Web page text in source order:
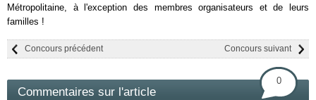
Métropolitaine, à l'exception des membres organisateurs et de leurs
familles !
Concours suivant
Concours précédent
Commentaires sur l'article
0